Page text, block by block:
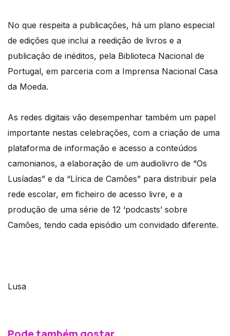
No que respeita a publicações, há um plano especial
de edições que inclui a reedição de livros e a
publicação de inéditos, pela Biblioteca Nacional de
Portugal, em parceria com a Imprensa Nacional Casa
da Moeda.
As redes digitais vão desempenhar também um papel
importante nestas celebrações, com a criação de uma
plataforma de informação e acesso a conteúdos
camonianos, a elaboração de um audiolivro de “Os
Lusíadas” e da “Lírica de Camões” para distribuir pela
rede escolar, em ficheiro de acesso livre, e a
produção de uma série de 12 ‘podcasts’ sobre
Camões, tendo cada episódio um convidado diferente.
Lusa